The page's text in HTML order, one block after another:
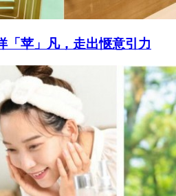
「苹」凡，走出惬意引力